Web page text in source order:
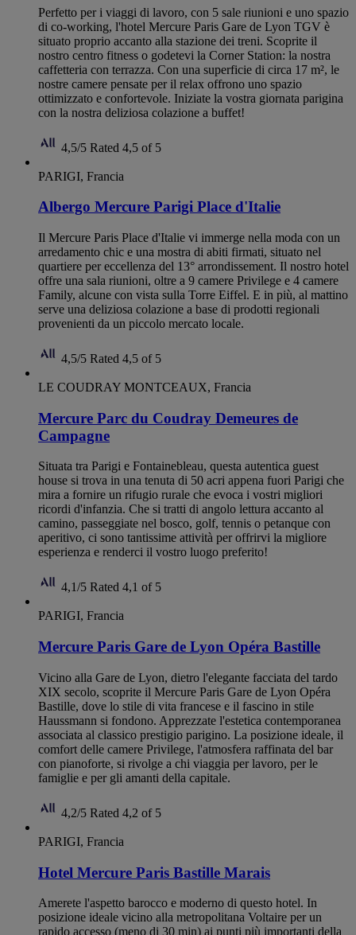
Perfetto per i viaggi di lavoro, con 5 sale riunioni e uno spazio
di co-working, l'hotel Mercure Paris Gare de Lyon TGV è
situato proprio accanto alla stazione dei treni. Scoprite il
nostro centro fitness o godetevi la Corner Station: la nostra
caffetteria con terrazza. Con una superficie di circa 17 m², le
nostre camere pensate per il relax offrono uno spazio
ottimizzato e confortevole. Iniziate la vostra giornata parigina
con la nostra deliziosa colazione a buffet!
4,5/5 Rated 4,5 of 5
PARIGI, Francia
Albergo Mercure Parigi Place d'Italie
Il Mercure Paris Place d'Italie vi immerge nella moda con un
arredamento chic e una mostra di abiti firmati, situato nel
quartiere per eccellenza del 13° arrondissement. Il nostro hotel
offre una sala riunioni, oltre a 9 camere Privilege e 4 camere
Family, alcune con vista sulla Torre Eiffel. E in più, al mattino
serve una deliziosa colazione a base di prodotti regionali
provenienti da un piccolo mercato locale.
4,5/5 Rated 4,5 of 5
LE COUDRAY MONTCEAUX, Francia
Mercure Parc du Coudray Demeures de
Campagne
Situata tra Parigi e Fontainebleau, questa autentica guest
house si trova in una tenuta di 50 acri appena fuori Parigi che
mira a fornire un rifugio rurale che evoca i vostri migliori
ricordi d'infanzia. Che si tratti di angolo lettura accanto al
camino, passeggiate nel bosco, golf, tennis o petanque con
aperitivo, ci sono tantissime attività per offrirvi la migliore
esperienza e renderci il vostro luogo preferito!
4,1/5 Rated 4,1 of 5
PARIGI, Francia
Mercure Paris Gare de Lyon Opéra Bastille
Vicino alla Gare de Lyon, dietro l'elegante facciata del tardo
XIX secolo, scoprite il Mercure Paris Gare de Lyon Opéra
Bastille, dove lo stile di vita francese e il fascino in stile
Haussmann si fondono. Apprezzate l'estetica contemporanea
associata al classico prestigio parigino. La posizione ideale, il
comfort delle camere Privilege, l'atmosfera raffinata del bar
con pianoforte, si rivolge a chi viaggia per lavoro, per le
famiglie e per gli amanti della capitale.
4,2/5 Rated 4,2 of 5
PARIGI, Francia
Hotel Mercure Paris Bastille Marais
Amerete l'aspetto barocco e moderno di questo hotel. In
posizione ideale vicino alla metropolitana Voltaire per un
rapido accesso (meno di 30 min) ai punti più importanti della